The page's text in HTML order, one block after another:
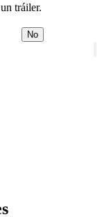
tráiler.
No